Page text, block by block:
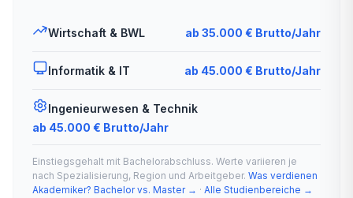
Wirtschaft & BWL ab 35.000 € Brutto/Jahr
Informatik & IT ab 45.000 € Brutto/Jahr
Ingenieurwesen & Technik
ab 45.000 € Brutto/Jahr
Einstiegsgehalt mit Bachelorabschluss. Werte variieren je
nach Spezialisierung, Region und Arbeitgeber. Was verdienen
Akademiker? Bachelor vs. Master → · Alle Studienbereiche →